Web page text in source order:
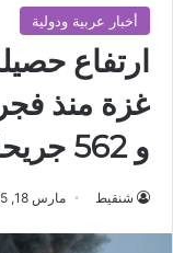
أخبار عربية ودولية
ارتفاع
و 562 جريحا
شنقيط مارس 18, 2025